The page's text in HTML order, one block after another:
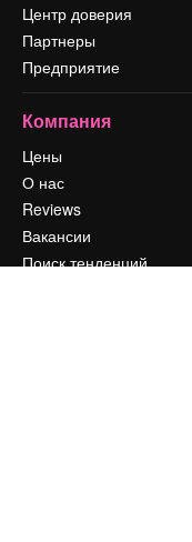
Центр доверия
Партнеры
Предприятие
Компания
Цены
О нас
Reviews
Вакансии
Поиск тенденций